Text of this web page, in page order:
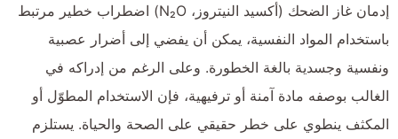
إدمان غاز الضحك (أكسيد النيتروز، N₂O) اضطراب خطير مرتبط
باستخدام المواد النفسية، يمكن أن يفضي إلى أضرار عصبية
ونفسية وجسدية بالغة الخطورة. وعلى الرغم من إدراكه في
الغالب بوصفه مادة آمنة أو ترفيهية، فإن الاستخدام المطوّل أو
المكثف ينطوي على خطر حقيقي على الصحة والحياة. يستلزم